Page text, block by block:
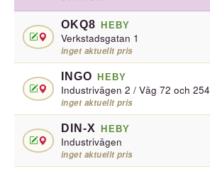
OKQ8 HEBY
Verkstadsgatan 1
inget aktuellt pris
INGO HEBY
Industrivägen 2 / Väg 72 och 254
inget aktuellt pris
DIN-X HEBY
Industrivägen
inget aktuellt pris